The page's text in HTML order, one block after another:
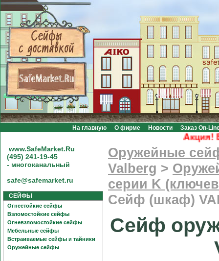
На главную О фирме Новости Заказ On-
Акция!
www.SafeMarket.Ru
(495) 241-19-45
- многоканальный
safe@safemarket.ru
СЕЙФЫ
Огнестойкие сейфы
Взломостойкие сейфы
Огневзломостойкие сейфы
Мебельные сейфы
Встраиваемые сейфы и тайники
Оружейные сейфы
Оружейные
Valberg >
серии K
Сейф (шкаф)
Сейф